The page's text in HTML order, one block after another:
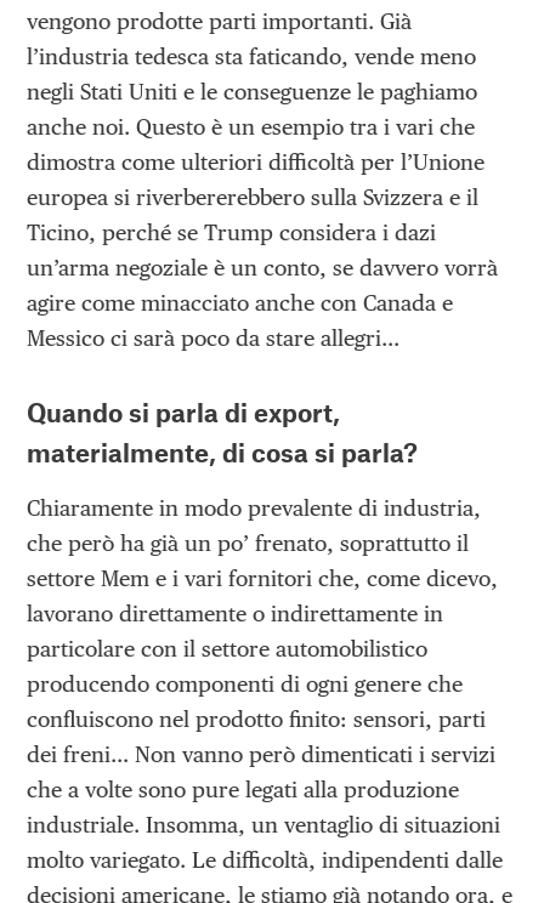
vengono prodotte parti importanti. Già
l’industria tedesca sta faticando, vende meno
negli Stati Uniti e le conseguenze le paghiamo
anche noi. Questo è un esempio tra i vari che
dimostra come ulteriori difficoltà per l’Unione
europea si riverbererebbero sulla Svizzera e il
Ticino, perché se Trump considera i dazi
un’arma negoziale è un conto, se davvero vorrà
agire come minacciato anche con Canada e
Messico ci sarà poco da stare allegri…
Quando si parla di export,
materialmente, di cosa si parla?
Chiaramente in modo prevalente di industria,
che però ha già un po’ frenato, soprattutto il
settore Mem e i vari fornitori che, come dicevo,
lavorano direttamente o indirettamente in
particolare con il settore automobilistico
producendo componenti di ogni genere che
confluiscono nel prodotto finito: sensori, parti
dei freni… Non vanno però dimenticati i servizi
che a volte sono pure legati alla produzione
industriale. Insomma, un ventaglio di situazioni
molto variegato. Le difficoltà, indipendenti dalle
decisioni americane, le stiamo già notando ora, e